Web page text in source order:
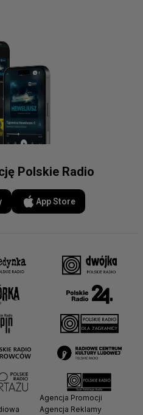
Polskie Radio
App Store
Agencja Promocji
Agencja Reklamy